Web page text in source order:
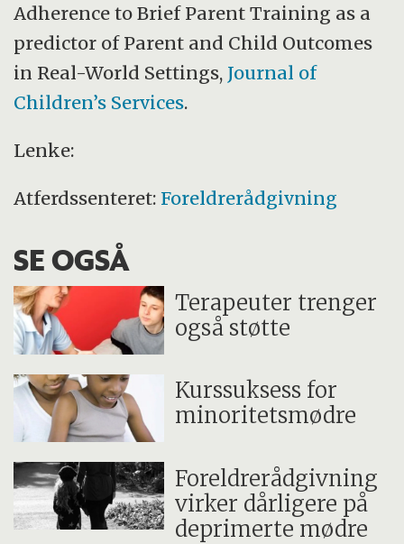
Adherence to Brief Parent Training as a
predictor of Parent and Child Outcomes
in Real-World Settings, Journal of
Children’s Services.
Lenke:
Atferdssenteret:Foreldrerådgivning
SE OGSÅ
Terapeuter trenger
også støtte
Kurssuksess for
minoritetsmødre
Foreldrerådgivning
virker dårligere på
deprimerte mødre